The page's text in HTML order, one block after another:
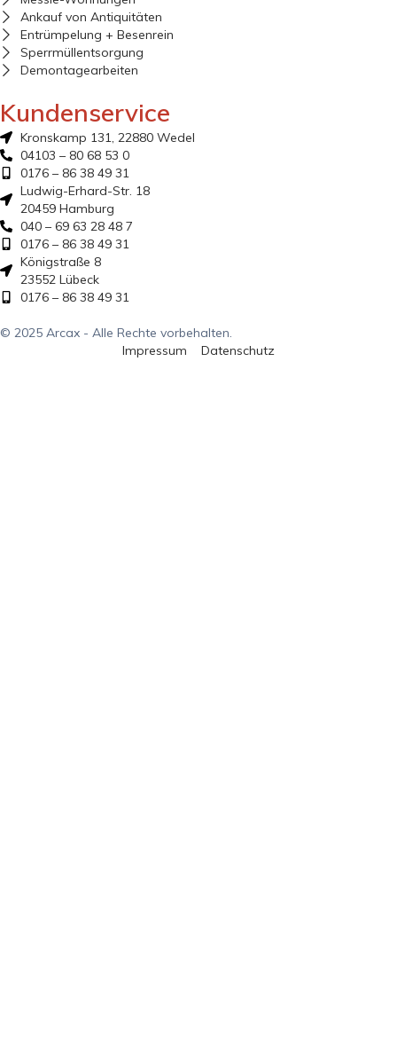
Ankauf von Antiquitäten
Entrümpelung + Besenrein
Sperrmüllentsorgung
Demontagearbeiten
Kundenservice
Kronskamp 131, 22880 Wedel
04103 – 80 68 53 0
0176 – 86 38 49 31
Ludwig-Erhard-Str. 18
20459 Hamburg
040 – 69 63 28 48 7
0176 – 86 38 49 31
Königstraße 8
23552 Lübeck
0176 – 86 38 49 31
© 2025 Arcax - Alle Rechte vorbehalten.
Impressum
Datenschutz